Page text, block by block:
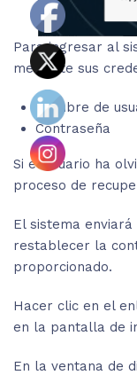
Para ingresar al
mediante sus
Nombre de
Contraseña
Si el usuario ha
proceso de
El sistema
restablecer la
proporcionado.
Hacer clic en el
en la pantalla de
En la ventana de